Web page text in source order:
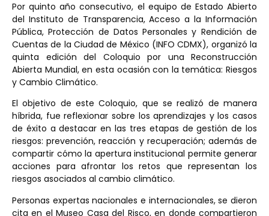
Por quinto año consecutivo, el equipo de Estado Abierto
del Instituto de Transparencia, Acceso a la Información
Pública, Protección de Datos Personales y Rendición de
Cuentas de la Ciudad de México (INFO CDMX), organizó la
quinta edición del Coloquio por una Reconstrucción
Abierta Mundial, en esta ocasión con la temática: Riesgos
y Cambio Climático.
El objetivo de este Coloquio, que se realizó de manera
híbrida, fue reflexionar sobre los aprendizajes y los casos
de éxito a destacar en las tres etapas de gestión de los
riesgos: prevención, reacción y recuperación; además de
compartir cómo la apertura institucional permite generar
acciones para afrontar los retos que representan los
riesgos asociados al cambio climático.
Personas expertas nacionales e internacionales, se dieron
cita en el Museo Casa del Risco, en donde compartieron